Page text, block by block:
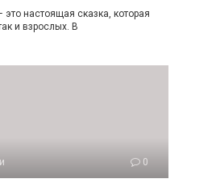
настоящая сказка, которая
и взрослых. В
0